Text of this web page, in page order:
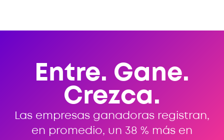
Entre. Gane.
Crezca.
Las empresas ganadoras registran,
en promedio, un 38 % más en